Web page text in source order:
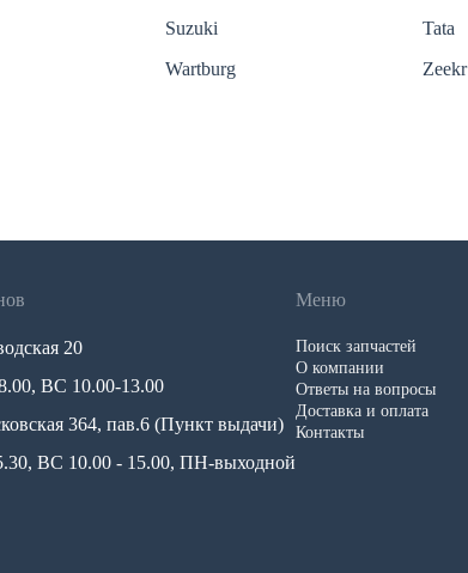
Suzuki
Tata
Wartburg
Zeekr
20
ВС 10.00-13.00
364, пав.6 (Пункт выдачи)
ВС 10.00 - 15.00, ПН-выходной
Меню
Поиск запчастей
О компании
Ответы на вопросы
Доставка и оплата
Контакты